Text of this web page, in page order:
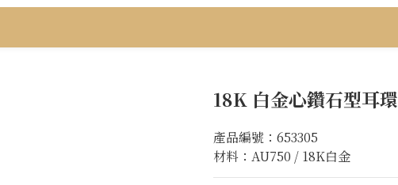
18K 白金心鑽石型耳環
產品編號：653305
材料：AU750 / 18K白金